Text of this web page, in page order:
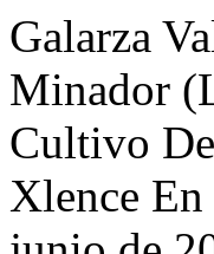
Galarza
Minador
Cultivo
Xlence